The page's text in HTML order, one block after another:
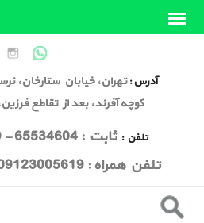
آدرس :تهران، خیابان ستارخان،
کوچه آفرند، بعد از تقاطع فرزین، پلاک 22
تلفن : ثابت : 65534604 - 65519359- 021
تلفن همراه : 09123005619 - 09121259904